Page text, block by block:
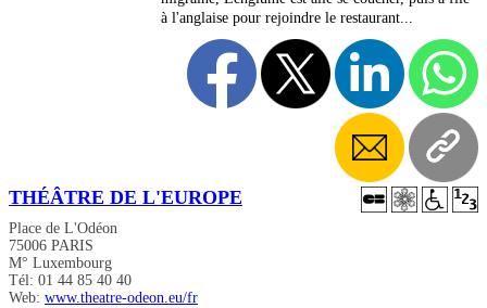
à l'anglaise pour rejoindre le restaurant...
THÉÂTRE DE L'EUROPE
Place de L'Odéon
75006 PARIS
M° Luxembourg
Tél: 01 44 85 40 40
Web: www.theatre-odeon.eu/fr